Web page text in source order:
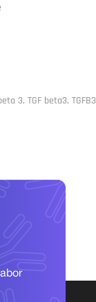
3, TGF beta3, TGFB3